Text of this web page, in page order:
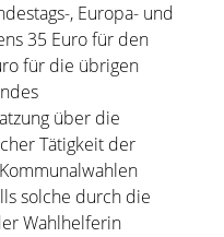
, Europa- und
35 Euro für den
für die übrigen
über die
Tätigkeit der
solche durch die
Wahlhelferin